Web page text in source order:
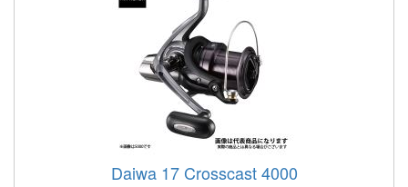
Daiwa 17 Crosscast 4000